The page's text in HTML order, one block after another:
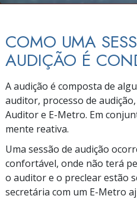
COMO UMA
AUDIÇÃO É
A audição é composta de
auditor, processo de
Auditor e E-Metro. Em
mente reativa.
Uma sessão de audição
confortável, onde não terá
o auditor e o preclear estão
secretária com um E-Metro